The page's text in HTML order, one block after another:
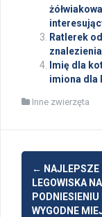
Ratlerek
Imię dla
imiona dla
Inne zwierzęta
Post
← NAJLEPSZE
LEGOWISKA NA
WYGODNE